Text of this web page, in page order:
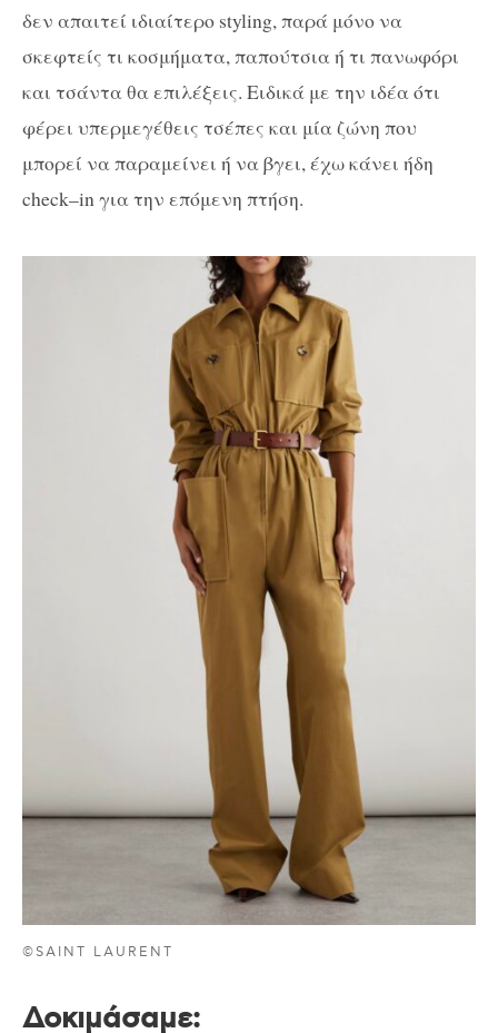
δεν απαιτεί ιδιαίτερο styling, παρά μόνο να
σκεφτείς τι κοσμήματα, παπούτσια ή τι πανωφόρι
και τσάντα θα επιλέξεις. Ειδικά με την ιδέα ότι
φέρει υπερμεγέθεις τσέπες και μία ζώνη που
μπορεί να παραμείνει ή να βγει, έχω κάνει ήδη
check–inγια την επόμενη πτήση.
©SAINT LAURENT
Δοκιμάσαμε: